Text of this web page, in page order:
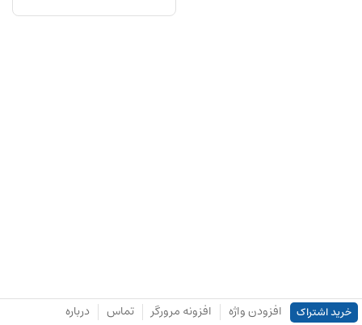
خرید اشتراک افزودن واژه افزونه مرورگر تماس درباره